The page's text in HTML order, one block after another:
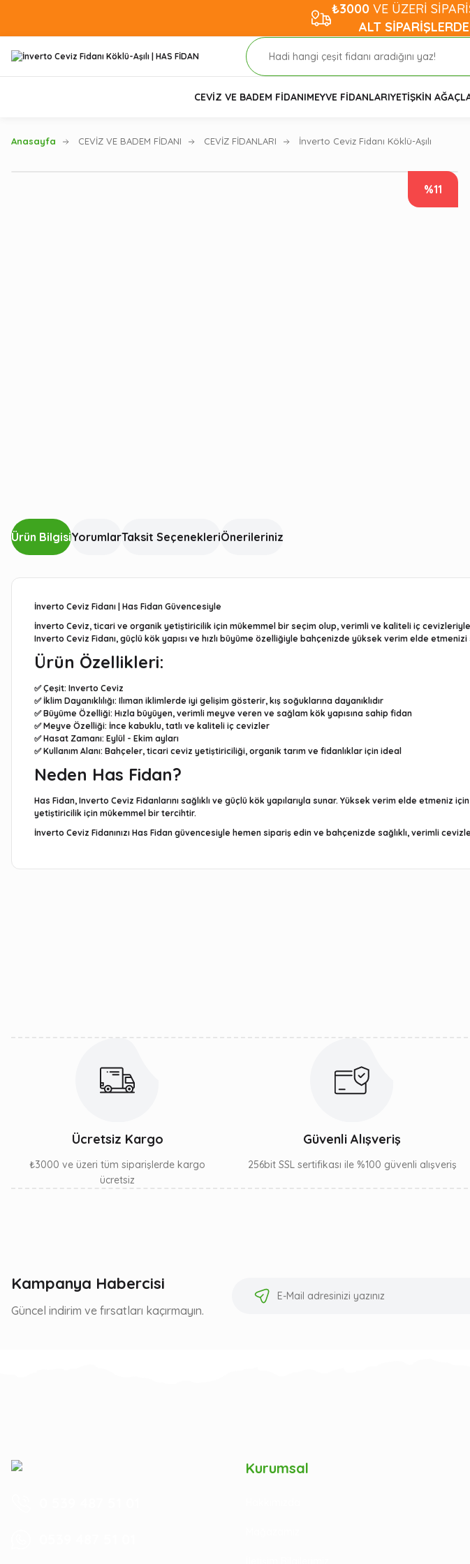
₺3000 VE ÜZERİ
ALT
CEVİZ VE BADEM FİDANIMEYVE FİDANLARIYETİŞKİN
Anasayfa CEVİZ VE BADEM FİDANI CEVİZ FİDANLARI İnverto Ceviz Fidanı Köklü-Aşılı
%11
Ürün BilgisiYorumlarTaksit SeçenekleriÖnerileriniz
İnverto Ceviz Fidanı | Has Fidan Güvencesiyle
İnverto Ceviz, ticari ve organik yetiştiricilik için mükemmel bir seçim olup, verimli ve kaliteli iç
Inverto Ceviz Fidanı, güçlü kök yapısı ve hızlı büyüme özelliğiyle bahçenizde yüksek verim elde etmenizi
Ürün Özellikleri:
✅Çeşit: Inverto Ceviz
✅ İklim Dayanıklılığı: Ilıman iklimlerde iyi gelişim gösterir, kış soğuklarına dayanıklıdır
✅Büyüme Özelliği: Hızla büyüyen, verimli meyve veren ve sağlam kök yapısına sahip fidan
✅Meyve Özelliği: İnce kabuklu, tatlı ve kaliteli iç cevizler
✅Hasat Zamanı: Eylül - Ekim ayları
✅Kullanım Alanı: Bahçeler, ticari ceviz yetiştiriciliği, organik tarım ve fidanlıklar için ideal
Neden Has Fidan?
Has Fidan, Inverto Ceviz Fidanlarını sağlıklı ve güçlü kök yapılarıyla sunar. Yüksek verim elde
yetiştiricilik için mükemmel bir tercihtir.
İnverto Ceviz Fidanınızı Has Fidan güvencesiyle hemen sipariş edin ve bahçenizde sağlıklı, verimli
Ücretsiz Kargo
₺3000 ve üzeri tüm siparişlerde kargo
ücretsiz
Güvenli Alışveriş
256bit SSL sertifikası ile %100 güvenli alışveriş
Kampanya Habercisi
Güncel indirim ve fırsatları kaçırmayın.
Kurumsal